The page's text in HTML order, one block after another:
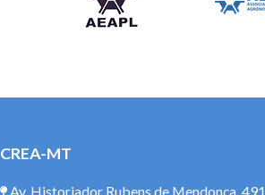
CREA-MT
Av. Historiador Rubens de Mendonça, 491